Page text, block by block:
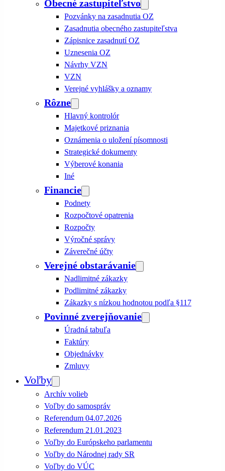
Obecné zastupiteľstvo
Pozvánky na zasadnutia OZ
Zasadnutia obecného zastupiteľstva
Zápisnice zasadnutí OZ
Uznesenia OZ
Návrhy VZN
VZN
Verejné vyhlášky a oznamy
Rôzne
Hlavný kontrolór
Majetkové priznania
Oznámenia o uložení písomnosti
Strategické dokumenty
Výberové konania
Iné
Financie
Podnety
Rozpočtové opatrenia
Rozpočty
Výročné správy
Záverečné účty
Verejné obstarávanie
Nadlimitné zákazky
Podlimitné zákazky
Zákazky s nízkou hodnotou podľa §117
Povinné zverejňovanie
Úradná tabuľa
Faktúry
Objednávky
Zmluvy
Voľby
Archív volieb
Voľby do samospráv
Referendum 04.07.2026
Referendum 21.01.2023
Voľby do Európskeho parlamentu
Voľby do Národnej rady SR
Voľby do VÚC